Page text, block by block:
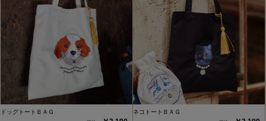
ドッグトートＢＡＧ ネコトートＢＡＧ